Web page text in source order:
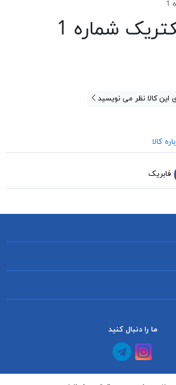
شماره 1
این کالا نظر می نویسید
کالا
فابریک
ما را دنبال کنید
کانال آپارات
کانال تلگرام